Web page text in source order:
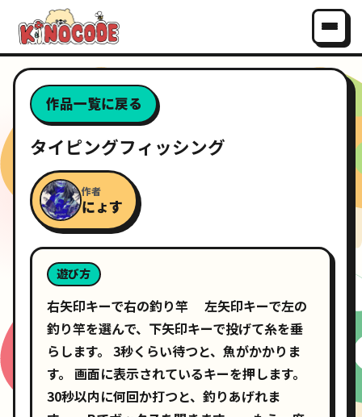
作品一覧に戻る
タイピングフィッシング
作者
にょす
遊び方
右矢印キーで右の釣り竿 左矢印キーで左の
釣り竿を選んで、下矢印キーで投げて糸を垂
らします。 3秒くらい待つと、魚がかかりま
す。 画面に表示されているキーを押します。
30秒以内に何回か打つと、釣りあげれま